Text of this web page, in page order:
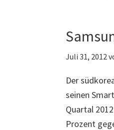
Juli 31, 2012
Der
seinen
Quartal
Prozent